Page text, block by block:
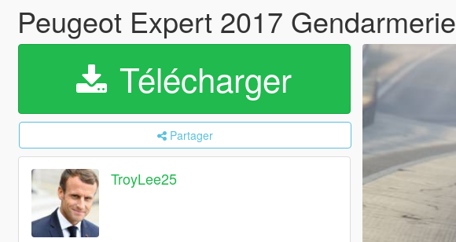
Peugeot Expert 2017 Gendarmerie
Télécharger
Partager
TroyLee25